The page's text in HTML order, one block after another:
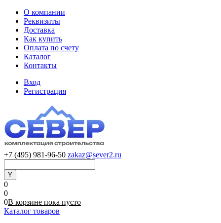
О компании
Реквизиты
Доставка
Как купить
Оплата по счету
Каталог
Контакты
Вход
Регистрация
+7 (495) 981-96-50 zakaz@sever2.ru
0
0
0В корзине пока пусто
Каталог товаров